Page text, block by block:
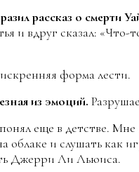
рассказ о смерти
и вдруг сказал:
форма лести.
из эмоций.
еще в детстве.
облаке и слушать как
Джерри Ли Льюиса.